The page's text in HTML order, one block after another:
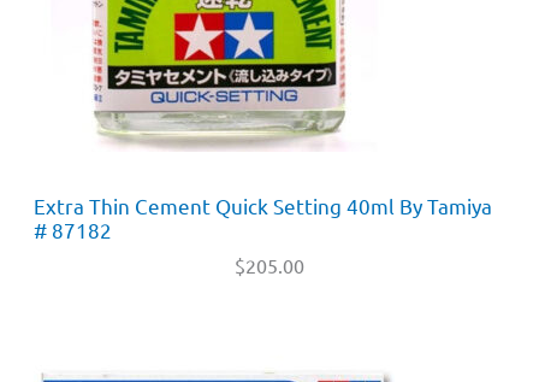
Extra Thin Cement Quick Setting 40ml By Tamiya
# 87182
$205.00